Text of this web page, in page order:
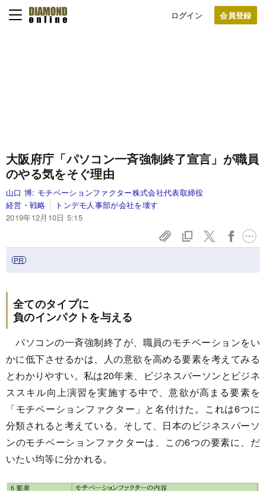
ログイン
大阪府庁「パソコン一斉強制終了宣言」が職員
のやる気をそぐ理由
山口 博: モチベーションファクター株式会社代表取締役
経営・戦略
トンデモ人事部が会社を壊す
2019年12月10日 5:15
全てのタイプに
負のインパクトを与える
パソコンの一斉強制終了が、職員のモチベーションをい
かに低下させるかは、人の意欲を高める要素を考えてみる
とわかりやすい。私は20年来、ビジネスパーソンとビジネ
ススキル向上演習を実施する中で、意欲が高まる要素を
「モチベーションファクター」と名付けた。これは6つに
分類されると考えている。そして、日本のビジネスパーソ
ンのモチベーションファクターは、この6つの要素に、だ
いたい均等に分かれる。